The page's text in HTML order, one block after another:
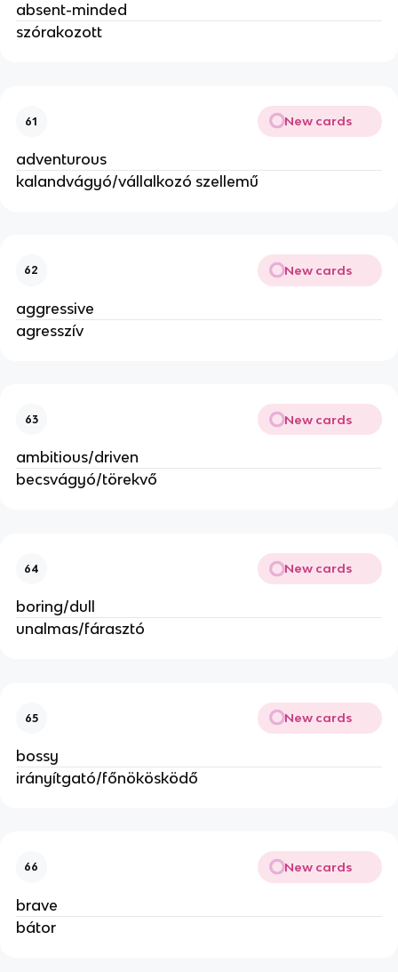
absent-minded
szórakozott
61 New cards
adventurous
kalandvágyó/vállalkozó szellemű
62 New cards
aggressive
agresszív
63 New cards
ambitious/driven
becsvágyó/törekvő
64 New cards
boring/dull
unalmas/fárasztó
65 New cards
bossy
irányítgató/főnökösködő
66 New cards
brave
bátor